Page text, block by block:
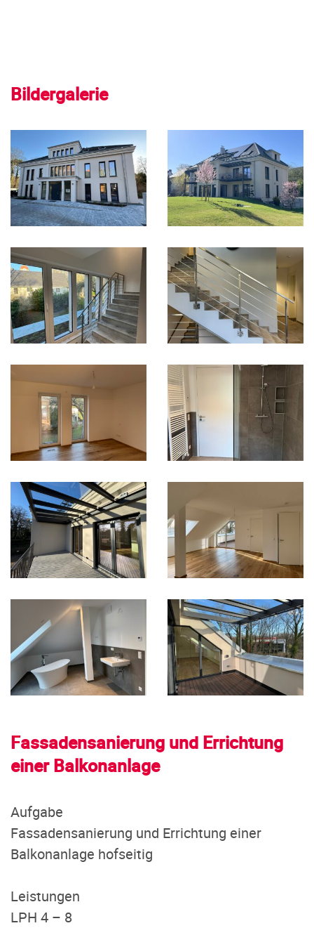
Bildergalerie
Fassadensanierung und Errichtung
einer Balkonanlage
Aufgabe
Fassadensanierung und Errichtung einer
Balkonanlage hofseitig
Leistungen
LPH 4 – 8